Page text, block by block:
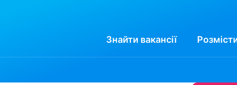
Знайти вакансії